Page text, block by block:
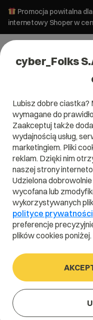
Promocja powitalna
internetowy Shoper w
Ebooki
Strony
pomysłów
Ebooki dla osób, które
swoją obecność w
cyber_Folks
Lubisz dobre ciastka?
wymagane do
Zaakceptuj także
wydajnością usług,
marketingiem. Pliki
reklam. Dzięki nim
naszej strony
Udzielona
wycofana lub
wykorzystywanych
polityce prywatności
preferencje
plików cookies poniżej.